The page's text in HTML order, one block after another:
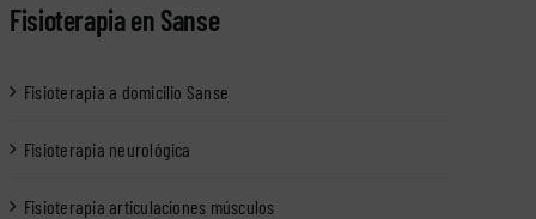
Fisioterapia en Sanse
Fisioterapia a domicilio Sanse
Fisioterapia neurológica
Fisioterapia articulaciones músculos